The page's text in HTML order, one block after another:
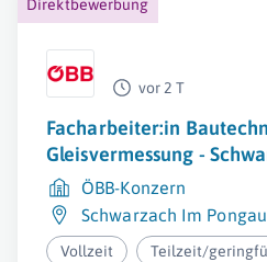
Direktbewerbung
vor 2 T
Facharbeiter:in
Gleisvermessung -
ÖBB-Konzern
Schwarzach Im Pongau
Vollzeit Teilzeit/